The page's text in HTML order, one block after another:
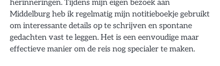
herinneringen. Tijdens mijn eigen bezoek aan
Middelburg heb ik regelmatig mijn notitieboekje gebruikt
om interessante details op te schrijven en spontane
gedachten vast te leggen. Het is een eenvoudige maar
effectieve manier om de reis nog specialer te maken.